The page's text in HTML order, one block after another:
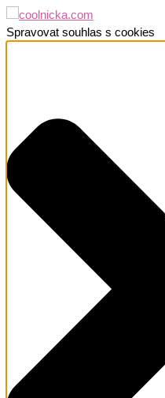
Spravovat souhlas s cookies